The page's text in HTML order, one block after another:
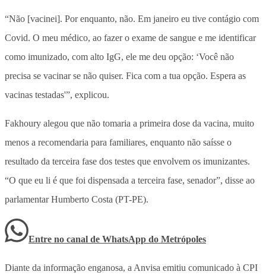
“Não [vacinei]. Por enquanto, não. Em janeiro eu tive contágio com
Covid. O meu médico, ao fazer o exame de sangue e me identificar
como imunizado, com alto IgG, ele me deu opção: ‘Você não
precisa se vacinar se não quiser. Fica com a tua opção. Espera as
vacinas testadas'”, explicou.
Fakhoury alegou que não tomaria a primeira dose da vacina, muito
menos a recomendaria para familiares, enquanto não saísse o
resultado da terceira fase dos testes que envolvem os imunizantes.
“O que eu li é que foi dispensada a terceira fase, senador”, disse ao
parlamentar Humberto Costa (PT-PE).
Entre no canal de WhatsApp do Metrópoles
Diante da informação enganosa, a Anvisa emitiu comunicado à CPI